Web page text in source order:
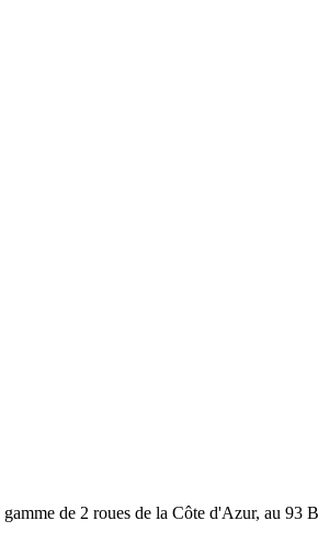
de 2 roues de la Côte d'Azur, au 93